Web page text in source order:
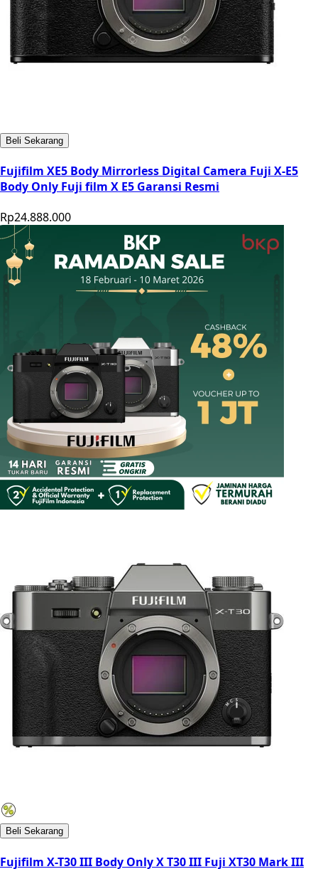
Beli Sekarang
Fujifilm XE5 Body Mirrorless Digital Camera Fuji X-E5
Body Only Fuji film X E5 Garansi Resmi
Rp24.888.000
Beli Sekarang
Fujifilm X-T30 III Body Only X T30 III Fuji XT30 Mark III